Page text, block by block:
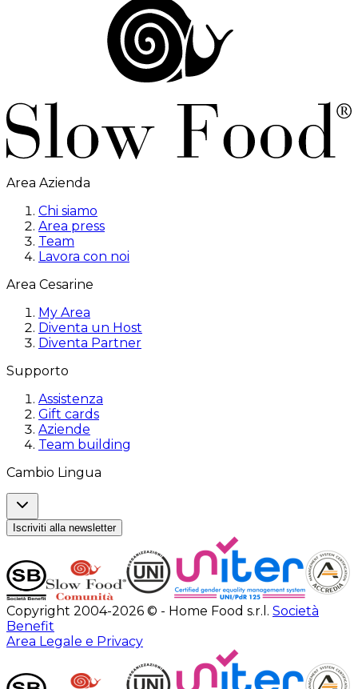
Area Azienda
Chi siamo
Area press
Team
Lavora con noi
Area Cesarine
My Area
Diventa un Host
Diventa Partner
Supporto
Assistenza
Gift cards
Aziende
Team building
Cambio Lingua
Iscriviti alla newsletter
Copyright 2004-2026 © - Home Food s.r.l. Società
Benefit
Area Legale e Privacy